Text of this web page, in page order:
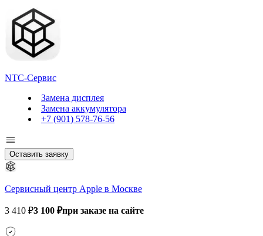
NTC-Сервис
Замена дисплея
Замена аккумулятора
+7 (901) 578-76-56
Оставить заявку
Сервисный центр Apple в Москве
3 410 ₽3 100 ₽при заказе на сайте